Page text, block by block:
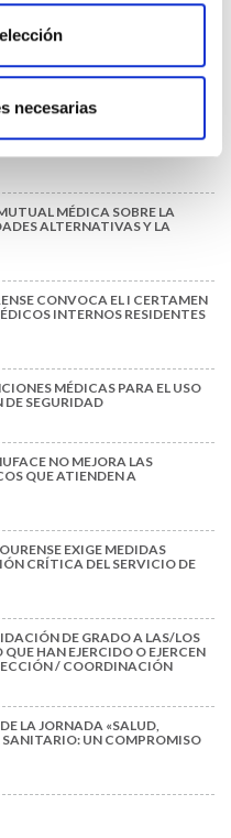
necesarias
PLANETARIA SE ADHIERE
A LA EMERGENCIA CLIMÁTICA
DE MEDICINA DE GALICIA
MÉDICA SOBRE LA
ALTERNATIVAS Y LA
CONVOCA EL I CERTAMEN
INTERNOS RESIDENTES
MÉDICAS PARA EL USO
DE SEGURIDAD
NO MEJORA LAS
QUE ATIENDEN A
EXIGE MEDIDAS
CRÍTICA DEL SERVICIO DE
DE GRADO A LAS/LOS
HAN EJERCIDO O EJERCEN
/ COORDINACIÓN
LA JORNADA «SALUD,
UN COMPROMISO